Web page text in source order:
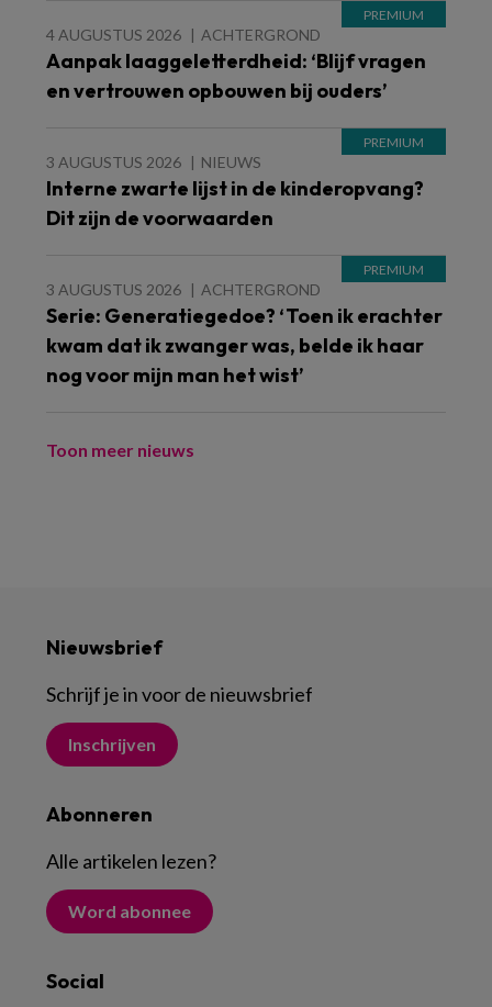
4 AUGUSTUS 2026 ACHTERGROND
Aanpak laaggeletterdheid: ‘Blijf vragen
en vertrouwen opbouwen bij ouders’
3 AUGUSTUS 2026 NIEUWS
Interne zwarte lijst in de kinderopvang?
Dit zijn de voorwaarden
3 AUGUSTUS 2026 ACHTERGROND
Serie: Generatiegedoe? ‘Toen ik erachter
kwam dat ik zwanger was, belde ik haar
nog voor mijn man het wist’
Toon meer nieuws
Nieuwsbrief
Schrijf je in voor de nieuwsbrief
Inschrijven
Abonneren
Alle artikelen lezen?
Word abonnee
Social